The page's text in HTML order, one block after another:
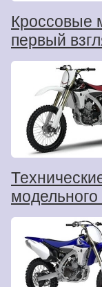
Кроссовые
первый
модельного